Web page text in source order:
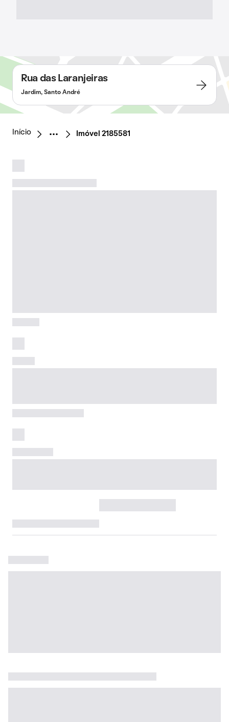
Rua das Laranjeiras
Jardim, Santo André
Início Imóvel 2185581